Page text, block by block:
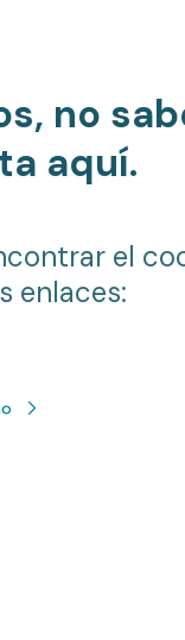
no
aquí.
el
enlaces: